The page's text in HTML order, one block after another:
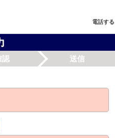
電話する
認 送信